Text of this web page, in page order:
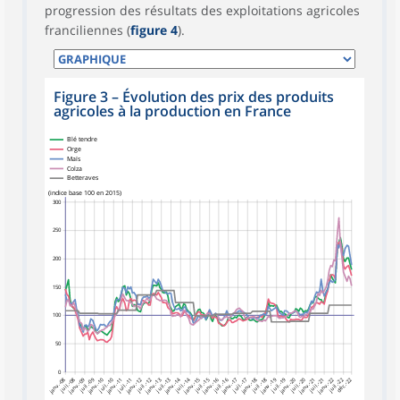
progression des résultats des exploitations agricoles
franciliennes (figure 4).
Figure 3– Évolution des prix des produits
agricoles à la production en France
100
150
200
250
300
50
0
(indice base 100 en 2015)
janv.-08juil.-08janv.-09juil.-09janv.-10juil.-10
janv.-11juil.-11janv.-12juil.-12janv.-13juil.-13janv.-14juil.-14janv.-15juil.-15janv.-16juil.-16janv.-17juil.-17janv.-18juil.-18janv.-19juil.-19
janv.-20juil.-20janv.-21juil.-21janv.-22juil.-22
déc.-22
Blé tendre
Orge
Maïs
Colza
Betteraves